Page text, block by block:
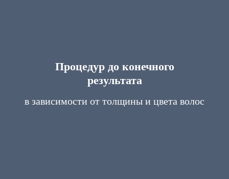
Процедур до конечного
результата
в зависимости от толщины и цвета волос